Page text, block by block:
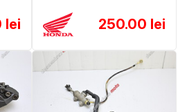
lei 250.00 lei